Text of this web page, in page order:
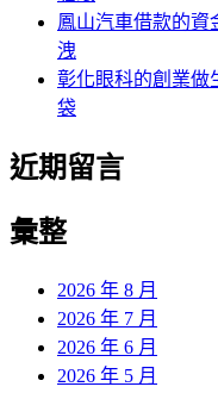
鳳山汽車借款的資
洩
彰化眼科的創業做
袋
近期留言
彙整
2026 年 8 月
2026 年 7 月
2026 年 6 月
2026 年 5 月